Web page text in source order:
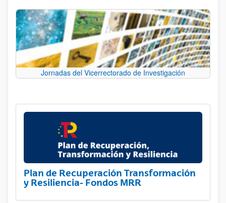
Jornadas del Vicerrectorado de Investigación
Plan de Recuperación Transformación
y Resiliencia- Fondos MRR